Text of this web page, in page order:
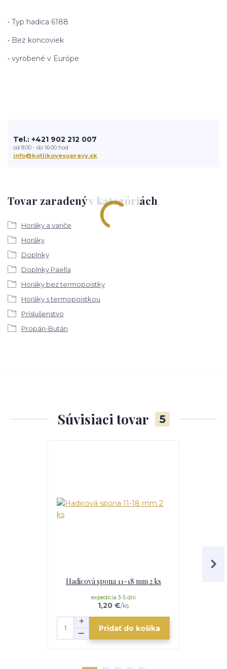
• Typ hadica 6188
• Bez koncoviek
• vyrobené v Európe
Tovar zaradený v kategóriách
Horáky a variče
Horáky
Doplnky
Doplnky Paella
Horáky bez termopoistky
Horáky s termopoistkou
Príslušenstvo
Propán-Bután
Tel.: +421 902 212 007
od 8:00 - do 16:00 hod
info@kotlikovesupravy.sk
Súvisiaci tovar 5
Hadicová spona 11-18 mm 2 ks
1,20 €/ks
expedícia 3-5 dní
Pridať do košíka